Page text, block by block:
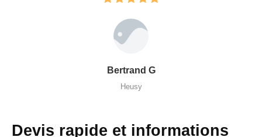
Bertrand G
Heusy
Devis rapide et informations